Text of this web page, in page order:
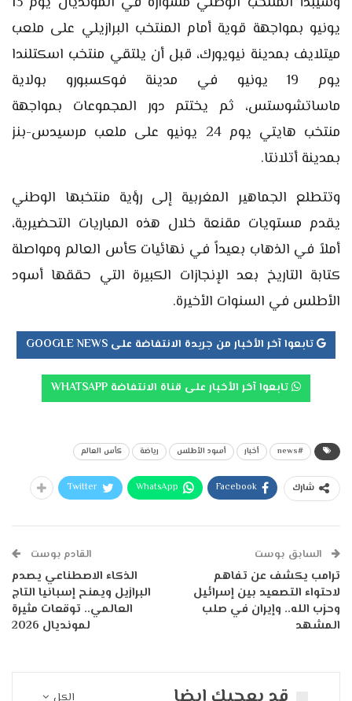
يونيو بمواجهة قوية أمام المنتخب البرازيلي على ملعب
ميتلايف بمدينة نيويورك، قبل أن يلتقي منتخب اسكتلندا
يوم 19 يونيو في مدينة فوكسبورو بولاية
ماساتشوستس، ثم يختتم دور المجموعات بمواجهة
منتخب هايتي يوم 24 يونيو على ملعب مرسيدس-بنز
بمدينة أتلانتا.
وتتطلع الجماهير المغربية إلى رؤية منتخبها الوطني
يقدم مستويات مقنعة خلال هذه المباريات التحضيرية،
أملاً في الذهاب بعيداً في نهائيات كأس العالم ومواصلة
كتابة التاريخ بعد الإنجازات الكبيرة التي حققها أسود
الأطلس في السنوات الأخيرة.
تابعوا آخر الأخبار من جريدة الانتفاضة على GOOGLE NEWS
تابعوا آخر الأخبار على قناة الانتفاضة WHATSAPP
#news أخبار أسود الأطلس رياضة كأس العالم
شارك Facebook
WhatsApp
Twitter
السابق بوست
ترامب يكشف عن تفاهم
لاحتواء التصعيد بين إسرائيل
وحزب الله.. وإيران في صلب
المشهد
القادم بوست
الذكاء الاصطناعي يصدم
البرازيل ويمنح إسبانيا التاج
العالمي.. توقعات مثيرة
لمونديال 2026
الكل